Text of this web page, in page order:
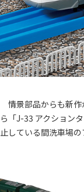
情景部品からも新作
ら「J-33 アクション
止している間洗車場